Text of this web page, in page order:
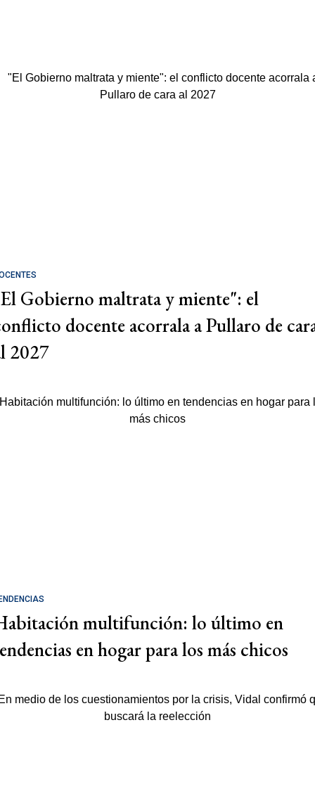
Gobierno maltrata y miente": el
docente acorrala a Pullaro de
2027
multifunción: lo último en
en hogar para los más chicos